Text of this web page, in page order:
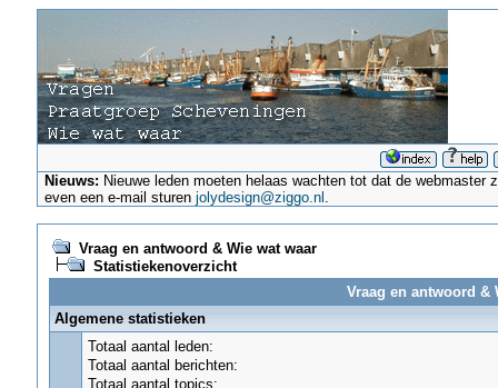
Nieuws: Nieuwe leden moeten helaas wachten tot dat de
even een e-mail sturenjolydesign@ziggo.nl .
Vraag en antwoord & Wie wat waar
Statistiekenoverzicht
Vraag en antwoord &
Algemene statistieken
Totaal aantal leden:
Totaal aantal berichten:
Totaal aantal topics: